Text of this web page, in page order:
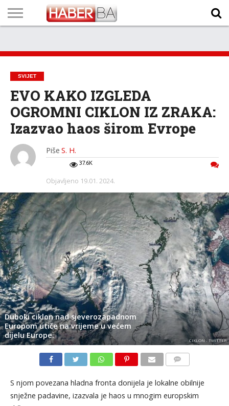
TECH
PROGRAM
PROGNOZA
PUTEVIMA
LISTA
NAMA
SVIJET
EVO KAKO IZGLEDA
OGROMNI CIKLON IZ ZRAKA:
Izazvao haos širom Evrope
Piše S. H.
37.6K
Objavljeno 19.01. 2024.
Duboki ciklon nad sjeverozapadnom
Europom utiče na vrijeme u većem
dijelu Europe.
CIKLON - TWITTER
S njom povezana hladna fronta donijela je lokalne obilnije
snježne padavine, izazvala je haos u mnogim europskim